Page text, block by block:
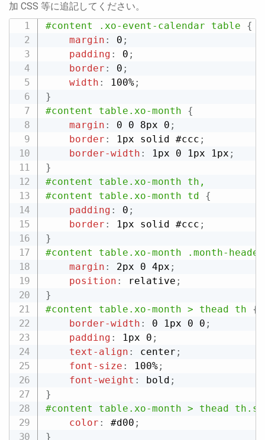
加 CSS 等に追記してください。
#content .xo-event-calendar table
{
margin : 0 ;
padding : 0 ;
border : 0 ;
width : 100%;
}
#content table.xo-month
{
margin : 0 0 8px 0 ;
border : 1px solid #ccc ;
border-width : 1px 0 1px 1px ;
}
#content table.xo-month th,
#content table.xo-month td
{
padding : 0 ;
border : 1px solid #ccc ;
}
#content table.xo-month .month-header
margin : 2px 0 4px ;
position : relative ;
}
#content table.xo-month > thead th
{
border-width : 0 1px 0 0 ;
padding : 1px 0 ;
text-align : center ;
font-size : 100%;
font-weight : bold ;
}
#content table.xo-month > thead
color : #d00 ;
}